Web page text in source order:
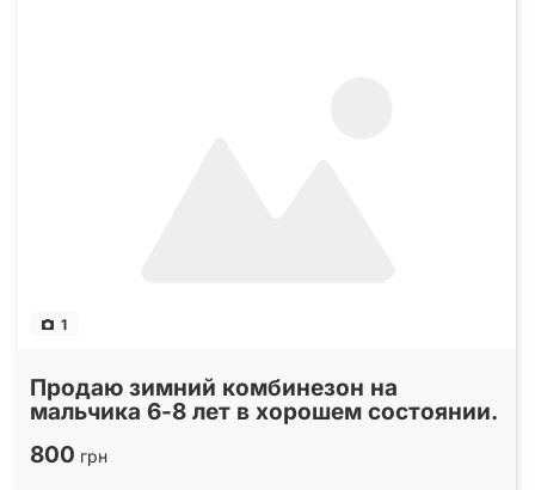
1
Продаю зимний комбинезон на
мальчика 6-8 лет в хорошем состоянии.
800 грн